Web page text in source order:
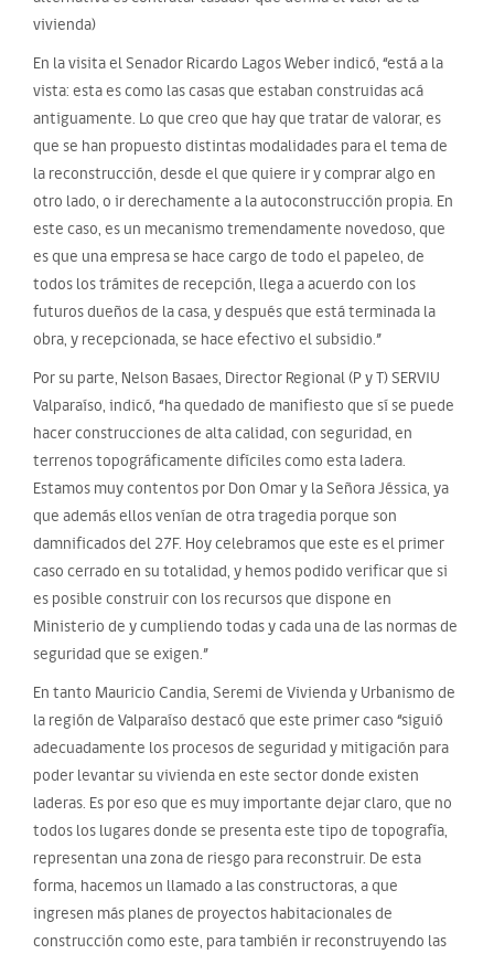
vivienda)
En la visita el Senador Ricardo Lagos Weber indicó, “está a la
vista: esta es como las casas que estaban construidas acá
antiguamente. Lo que creo que hay que tratar de valorar, es
que se han propuesto distintas modalidades para el tema de
la reconstrucción, desde el que quiere ir y comprar algo en
otro lado, o ir derechamente a la autoconstrucción propia. En
este caso, es un mecanismo tremendamente novedoso, que
es que una empresa se hace cargo de todo el papeleo, de
todos los trámites de recepción, llega a acuerdo con los
futuros dueños de la casa, y después que está terminada la
obra, y recepcionada, se hace efectivo el subsidio.”
Por su parte, Nelson Basaes, Director Regional (P y T) SERVIU
Valparaíso, indicó, “ha quedado de manifiesto que sí se puede
hacer construcciones de alta calidad, con seguridad, en
terrenos topográficamente difíciles como esta ladera.
Estamos muy contentos por Don Omar y la Señora Jéssica, ya
que además ellos venían de otra tragedia porque son
damnificados del 27F. Hoy celebramos que este es el primer
caso cerrado en su totalidad, y hemos podido verificar que si
es posible construir con los recursos que dispone en
Ministerio de y cumpliendo todas y cada una de las normas de
seguridad que se exigen.”
En tanto Mauricio Candia, Seremi de Vivienda y Urbanismo de
la región de Valparaíso destacó que este primer caso “siguió
adecuadamente los procesos de seguridad y mitigación para
poder levantar su vivienda en este sector donde existen
laderas. Es por eso que es muy importante dejar claro, que no
todos los lugares donde se presenta este tipo de topografía,
representan una zona de riesgo para reconstruir. De esta
forma, hacemos un llamado a las constructoras, a que
ingresen más planes de proyectos habitacionales de
construcción como este, para también ir reconstruyendo las